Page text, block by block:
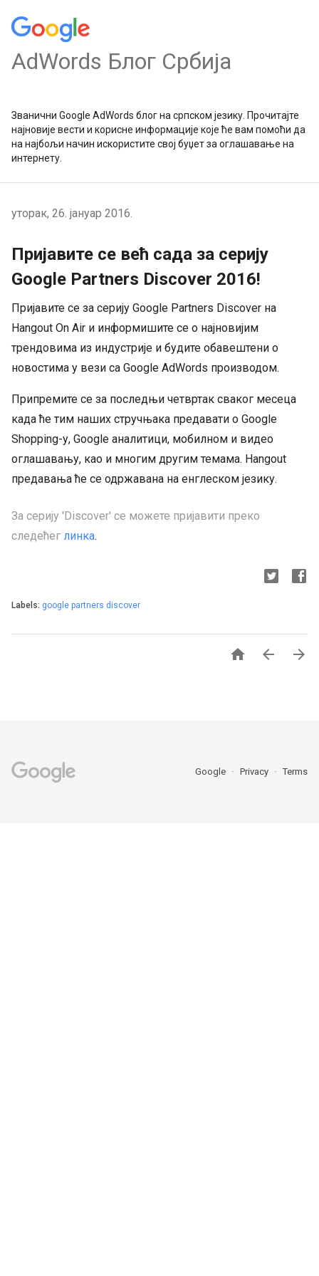
AdWords Блог Србија
Званични Google AdWords блог на српском језику. Прочитајте
најновије вести и корисне информације које ће вам помоћи да
на најбољи начин искористите свој буџет за оглашавање на
интернету.
уторак, 26. јануар 2016.
Пријавите се већ сада за серију
Google Partners Discover 2016!
Пријавите се за серију Google Partners Discover на
Hangout On Air и информишите се о најновијим
трендовима из индустрије и будите обавештени о
новостима у вези са Google AdWords производом.
Припремите се за последњи четвртак сваког месеца
када ће тим наших стручњака предавати о Google
Shopping-у, Google аналитици, мобилном и видео
оглашавању, као и многим другим темама. Hangout
предавања ће се одржавана на енглеском језику.
За серију 'Discover' се можете пријавити преко
следећег линка.
Labels: google partners discover
  
Google Privacy Terms